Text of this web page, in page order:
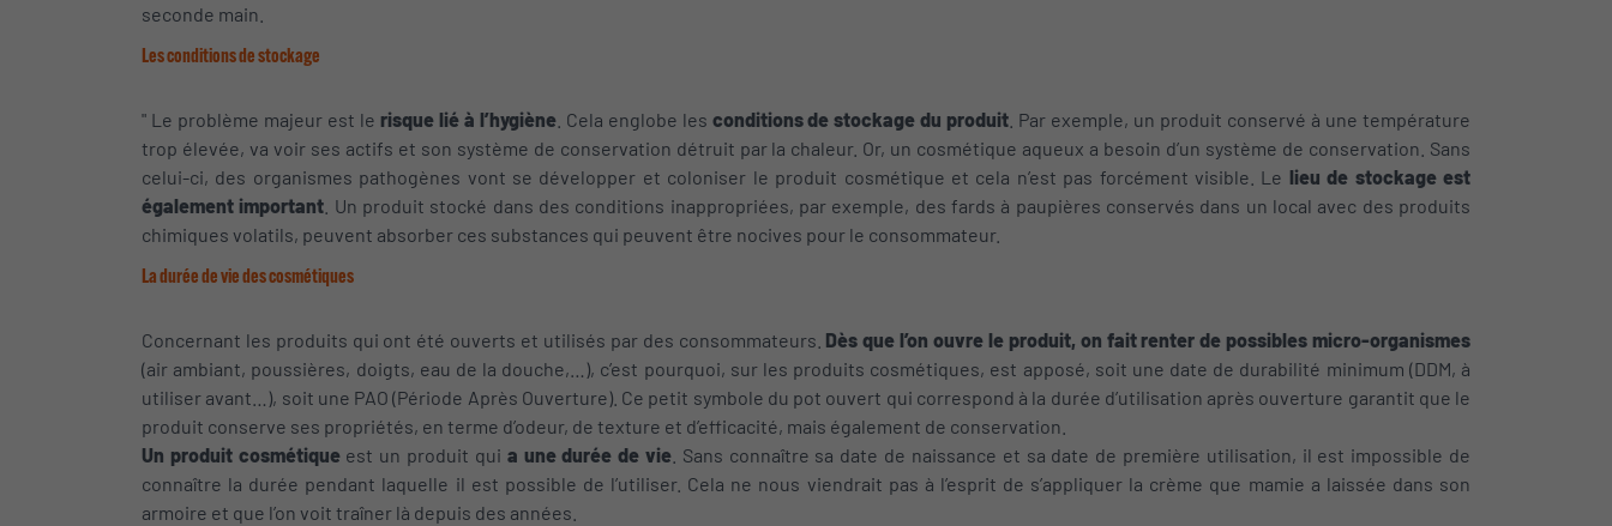
seconde main.
Les conditions de stockage
" Le problème majeur est le risque lié à l’hygiène. Cela englobe les conditions de stockage du produit . Par exemple, un produit conservé à une température
trop élevée, va voir ses actifs et son système de conservation détruit par la chaleur. Or, un cosmétique aqueux a besoin d’un système de conservation. Sans
celui-ci, des organismes pathogènes vont se développer et coloniser le produit cosmétique et cela n’est pas forcément visible. Le lieu de stockage est
également important . Un produit stocké dans des conditions inappropriées, par exemple, des fards à paupières conservés dans un local avec des produits
chimiques volatils, peuvent absorber ces substances qui peuvent être nocives pour le consommateur.
La durée de vie des cosmétiques
Concernant les produits qui ont été ouverts et utilisés par des consommateurs. Dès que l’on ouvre le produit, on fait renter de possibles micro-organismes
(air ambiant, poussières, doigts, eau de la douche,…), c’est pourquoi, sur les produits cosmétiques, est apposé, soit une date de durabilité minimum (DDM, à
utiliser avant…), soit une PAO (Période Après Ouverture). Ce petit symbole du pot ouvert qui correspond à la durée d’utilisation après ouverture garantit que le
produit conserve ses propriétés, en terme d’odeur, de texture et d’efficacité, mais également de conservation.
Un produit cosmétiqueest un produit qui a une durée de vie. Sans connaître sa date de naissance et sa date de première utilisation, il est impossible de
connaître la durée pendant laquelle il est possible de l’utiliser. Cela ne nous viendrait pas à l’esprit de s’appliquer la crème que mamie a laissée dans son
armoire et que l’on voit traîner là depuis des années.